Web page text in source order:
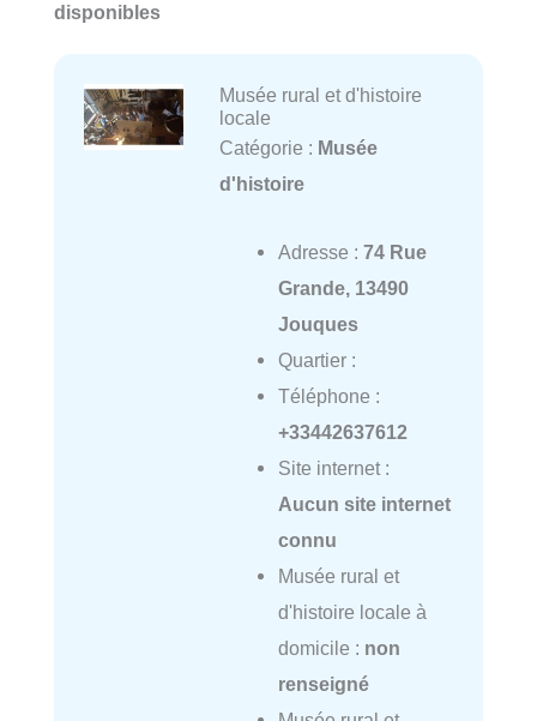
disponibles
Musée rural et d'histoire
locale
Catégorie : Musée
d'histoire
Adresse : 74 Rue
Grande, 13490
Jouques
Quartier :
Téléphone :
+33442637612
Site internet :
Aucun site internet
connu
Musée rural et
d'histoire locale à
domicile : non
renseigné